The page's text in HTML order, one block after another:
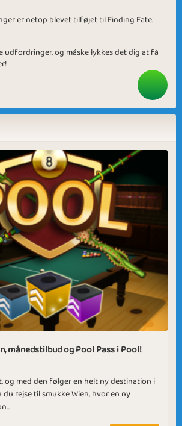
er netop blevet tilføjet til Finding Fate.
udfordringer, og måske lykkes det dig at få
månedstilbud og Pool Pass i Pool!
og med den følger en helt ny destination i
du rejse til smukke Wien, hvor en ny